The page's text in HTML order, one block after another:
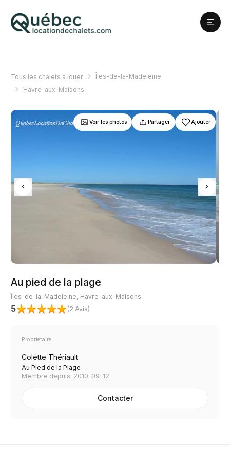
Tous les chalets à louer
Îles-de-la-Madeleine
Havre-aux-Maisons
Au pied de la plage
Îles-de-la-Madeleine, Havre-aux-Maisons
5 (2 Avis)
Propriétaire
Colette Thériault
Au Pied de la Plage
Membre depuis: 2010-09-12
Contacter
Voir les photos Partager Ajouter